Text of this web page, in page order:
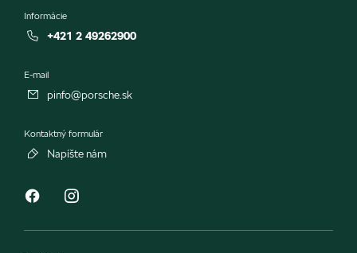
Informácie
+421 2 49262900
E-mail
pinfo@porsche.sk
Kontaktný formulár
Napíšte nám